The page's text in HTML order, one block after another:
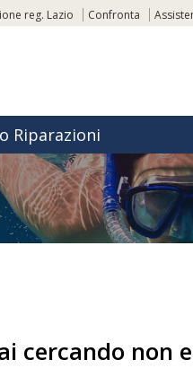
reg. Lazio Confronta
Riparazioni
cercando non